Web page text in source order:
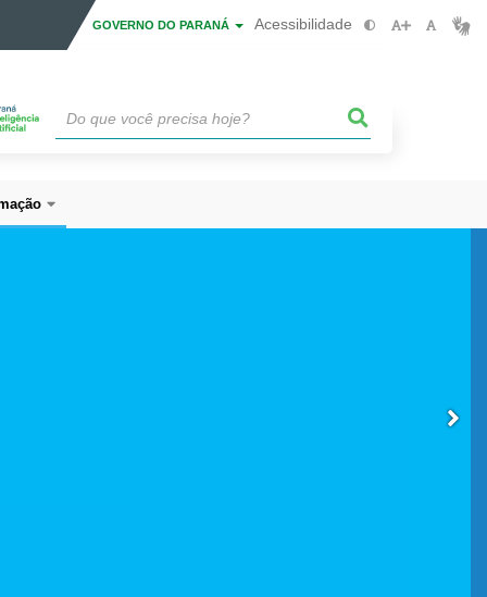
GOVERNO DO PARANÁ Acessibilidade